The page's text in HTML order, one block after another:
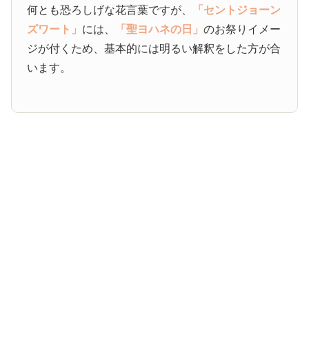
何とも恐ろしげな花言葉ですが、
「セントジョーン
ズワート」 には、 「聖ヨハネの日」のお祭りイメー
ジが付くため、基本的には明るい解釈をした方が合
います。